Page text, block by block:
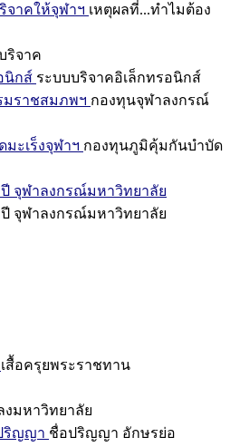
จาคให้จุฬาฯ เหตุผลที่...ทำไมต้อง
ริจาค
นิกส์ ระบบบริจาคอิเล็กทรอนิกส์
มราชสมภพฯ กองทุนจุฬาลงกรณ์
ะเร็งจุฬาฯ กองทุนภูมิคุ้มกันบำบัด
ปี จุฬาลงกรณ์มหาวิทยาลัย
ปี จุฬาลงกรณ์มหาวิทยาลัย
เสื้อครุยพระราชทาน
งมหาวิทยาลัย
ริญญา ชื่อปริญญา อักษรย่อ